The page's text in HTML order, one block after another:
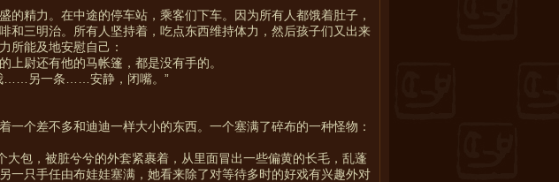
精力。在中途的停车站，乘客们下车。因为所有人都饿着肚子，
和三明治。所有人坚持着，吃点东西维持体力，然后孩子们又出来
所能及地安慰自己：
尉还有他的马帐篷，都是没有手的。
……另一条……安静，闭嘴。”
个差不多和迪迪一样大小的东西。一个塞满了碎布的一种怪物：
包，被脏兮兮的外套紧裹着，从里面冒出一些偏黄的长毛，乱蓬
一只手任由布娃娃塞满，她看来除了对等待多时的好戏有兴趣外对